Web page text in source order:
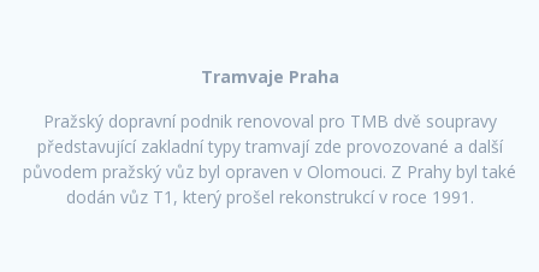
Tramvaje Praha
Pražský dopravní podnik renovoval pro TMB dvě soupravy
představující zakladní typy tramvají zde provozované a další
původem pražský vůz byl opraven v Olomouci. Z Prahy byl také
dodán vůz T1, který prošel rekonstrukcí v roce 1991.